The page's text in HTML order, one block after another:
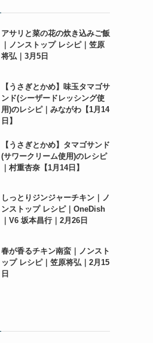
アサリと菜の花の炊き込みご飯
｜ノンストップ レシピ｜笠原
将弘｜3月5日
【うさぎとかめ】味玉タマゴサ
ンド(シーザードレッシング使
用)のレシピ｜みながわ【1月14
日】
【うさぎとかめ】タマゴサンド
(サワークリーム使用)のレシピ
｜村重杏奈【1月14日】
しっとりジンジャーチキン｜ノ
ンストップ レシピ｜OneDish
｜V6 坂本昌行｜2月26日
春が香るチキン南蛮｜ノンスト
ップ レシピ｜笠原将弘｜2月15
日